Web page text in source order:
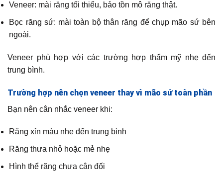
Veneer: mài răng tối thiểu, bảo tồn mô răng thật.
Bọc răng sứ: mài toàn bộ thân răng để chụp mão sứ bên
ngoài.
Veneer phù hợp với các trường hợp thẩm mỹ nhẹ đến
trung bình.
Trường hợp nên chọn veneer thay vì mão sứ toàn phần
Bạn nên cân nhắc veneer khi:
Răng xỉn màu nhẹ đến trung bình
Răng thưa nhỏ hoặc mẻ nhẹ
Hình thể răng chưa cân đối